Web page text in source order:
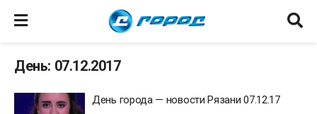
День: 07.12.2017
День города — новости Рязани 07.12.17